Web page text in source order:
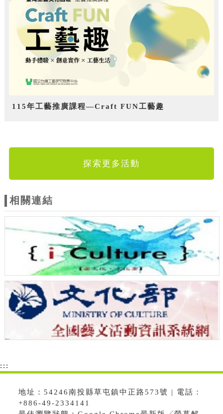
115年工藝推廣課程—Craft FUN工藝趣
探索更多活動
相關連結
:::
地址：54246南投縣草屯鎮中正路573號 | 電話：
+886-49-2334141